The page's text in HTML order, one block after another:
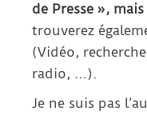
de Presse »,
trouverez
(Vidéo,
radio, …).
Je ne suis pas